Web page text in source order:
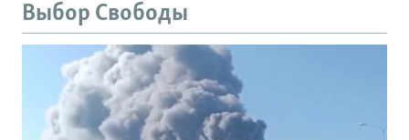
Выбор Свободы